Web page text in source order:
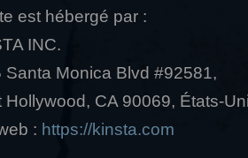
est hébergé par :
INC.
Santa Monica Blvd #92581,
Hollywood, CA 90069, États-
: https://kinsta.com